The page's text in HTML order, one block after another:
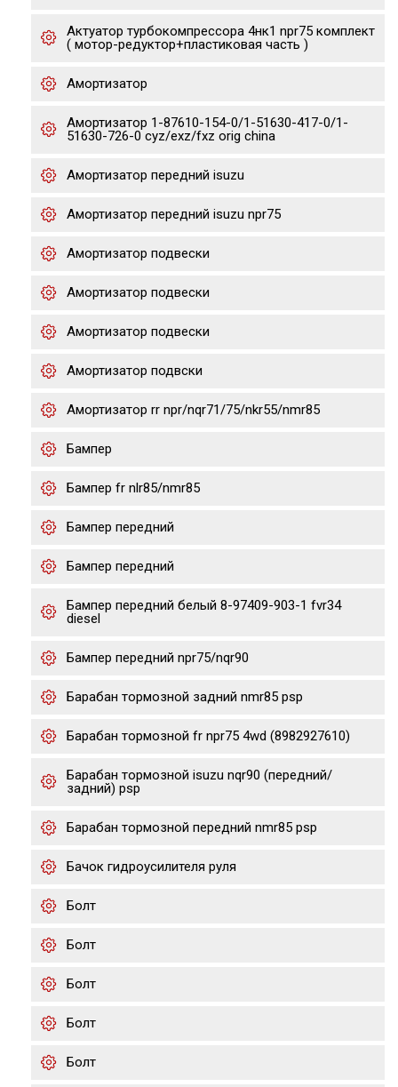
Актуатор турбокомпрессора 4нк1 npr75 комплект
( мотор-редуктор+пластиковая часть )
Амортизатор
Амортизатор 1-87610-154-0/1-51630-417-0/1-
51630-726-0 cyz/exz/fxz orig china
Амортизатор передний isuzu
Амортизатор передний isuzu npr75
Амортизатор подвески
Амортизатор подвески
Амортизатор подвески
Амортизатор подвски
Амортизатор rr npr/nqr71/75/nkr55/nmr85
Бампер
Бампер fr nlr85/nmr85
Бампер передний
Бампер передний
Бампер передний белый 8-97409-903-1 fvr34
diesel
Бампер передний npr75/nqr90
Барабан тормозной задний nmr85 psp
Барабан тормозной fr npr75 4wd (8982927610)
Барабан тормозной isuzu nqr90 (передний/
задний) psp
Барабан тормозной передний nmr85 psp
Бачок гидроусилителя руля
Болт
Болт
Болт
Болт
Болт